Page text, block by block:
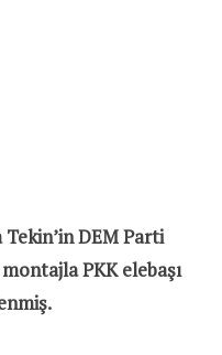
Tekin’in DEM Parti
PKK elebaşı